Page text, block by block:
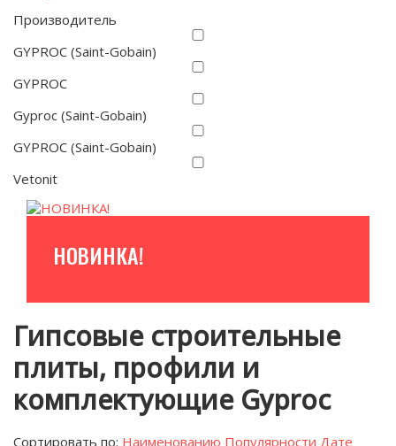
Производитель
GYPROC (Saint-Gobain)
GYPROC
Gyproc (Saint-Gobain)
GYPROC (Saint-Gobain)
Vetonit
НОВИНКА!
Гипсовые строительные
плиты, профили и
комплектующие Gyproc
Сортировать по: Наименованию Популярности Дате